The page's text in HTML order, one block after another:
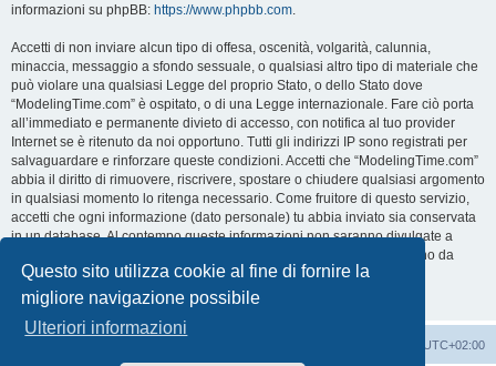
Questo sito utilizza cookie al fine di fornire la
migliore navigazione possibile
Ulteriori informazioni
informazioni su phpBB: https://www.phpbb.com.
Accetti di non inviare alcun tipo di offesa, oscenità, volgarità, calunnia,
minaccia, messaggio a sfondo sessuale, o qualsiasi altro tipo di materiale che
può violare una qualsiasi Legge del proprio Stato, o dello Stato dove
“ModelingTime.com” è ospitato, o di una Legge internazionale. Fare ciò porta
all’immediato e permanente divieto di accesso, con notifica al tuo provider
Internet se è ritenuto da noi opportuno. Tutti gli indirizzi IP sono registrati per
salvaguardare e rinforzare queste condizioni. Accetti che “ModelingTime.com”
abbia il diritto di rimuovere, riscrivere, spostare o chiudere qualsiasi argomento
in qualsiasi momento lo ritenga necessario. Come fruitore di questo servizio,
accetti che ogni informazione (dato personale) tu abbia inviato sia conservata
in un database. Al contempo queste informazioni non saranno divulgate a
nessuno senza il tuo consenso, né “ModelingTime.com” o phpBB sono da
ritenersi responsabili per qualsiasi violazione al sistema che possa
compromettere queste informazioni.
UTC+02:00